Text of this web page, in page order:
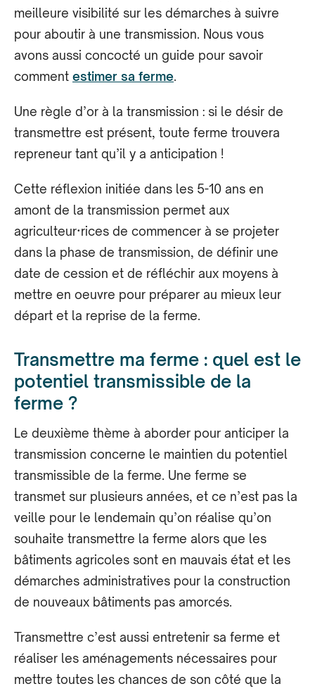
meilleure visibilité sur les démarches à suivre
pour aboutir à une transmission. Nous vous
avons aussi concocté un guide pour savoir
comment estimer sa ferme.
Une règle d’or à la transmission : si le désir de
transmettre est présent, toute ferme trouvera
repreneur tant qu’il y a anticipation !
Cette réflexion initiée dans les 5-10 ans en
amont de la transmission permet aux
agriculteur·rices de commencer à se projeter
dans la phase de transmission, de définir une
date de cession et de réfléchir aux moyens à
mettre en œuvre pour préparer au mieux leur
départ et la reprise de la ferme.
Transmettre ma ferme : quel est le
potentiel transmissible de la
ferme ?
Le deuxième thème à aborder pour anticiper la
transmission concerne le maintien du potentiel
transmissible de la ferme. Une ferme se
transmet sur plusieurs années, et ce n’est pas la
veille pour le lendemain qu’on réalise qu’on
souhaite transmettre la ferme alors que les
bâtiments agricoles sont en mauvais état et les
démarches administratives pour la construction
de nouveaux bâtiments pas amorcés.
Transmettre c’est aussi entretenir sa ferme et
réaliser les aménagements nécessaires pour
mettre toutes les chances de son côté que la